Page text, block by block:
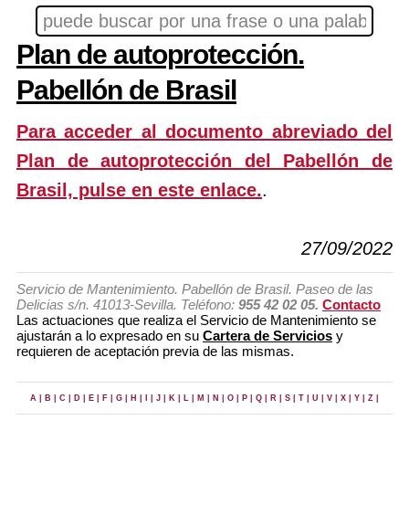
Plan de autoprotección.
Pabellón de Brasil
Para acceder al documento abreviado del
Plan de autoprotección del Pabellón de
Brasil, pulse en este enlace..
27/09/2022
Servicio de Mantenimiento. Pabellón de Brasil. Paseo de las
Delicias s/n. 41013-Sevilla. Teléfono: 955 42 02 05. Contacto
Las actuaciones que realiza el Servicio de Mantenimiento se
ajustarán a lo expresado en su Cartera de Servicios y
requieren de aceptación previa de las mismas.
A | B | C | D | E | F | G | H | J | K | L | M | N | O | P | Q | R | S | T | U | V | X | Y | Z |